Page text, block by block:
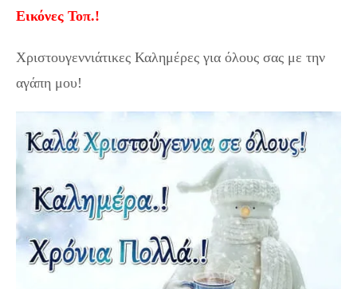
Εικόνες Τοπ.!
Χριστουγεννιάτικες Καλημέρες για όλους σας με την
αγάπη μου!